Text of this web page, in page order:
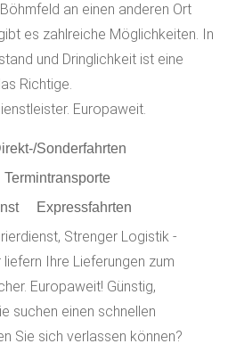
an einen anderen Ort
es zahlreiche Möglichkeiten. In
und Dringlichkeit ist eine
Richtige.
Europaweit.
Sonderfahrten
Termintransporte
Expressfahrten
Strenger Logistik -
Ihre Lieferungen zum
Europaweit! Günstig,
suchen einen schnellen
Sie sich verlassen können?